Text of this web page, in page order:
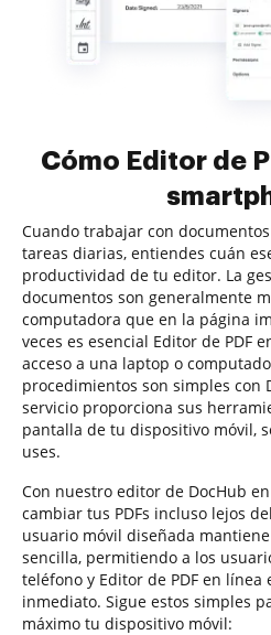
Cómo Editor de
Cuando trabajar con
tareas diarias, entiendes cuán
productividad de tu editor. La
documentos son generalmente
computadora que en la página
veces es esencial Editor de PDF
acceso a una laptop o
procedimientos son simples con
servicio proporciona sus
pantalla de tu dispositivo móvil,
uses.
Con nuestro editor de DocHub
cambiar tus PDFs incluso lejos
usuario móvil diseñada
sencilla, permitiendo a los
teléfono y Editor de PDF en
inmediato. Sigue estos simples
máximo tu dispositivo móvil: